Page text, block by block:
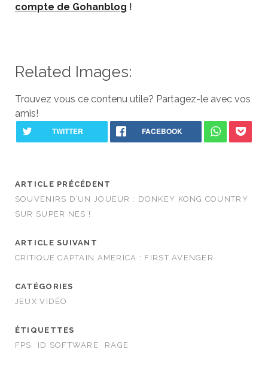
compte de Gohanblog !
Related Images:
Trouvez vous ce contenu utile? Partagez-le avec vos
amis!
ARTICLE PRÉCÉDENT
SOUVENIRS D’UN JOUEUR : DONKEY KONG COUNTRY
SUR SUPER NES !
ARTICLE SUIVANT
CRITIQUE CAPTAIN AMERICA : FIRST AVENGER
CATÉGORIES
JEUX VIDÉO
ÉTIQUETTES
FPS
ID SOFTWARE RAGE